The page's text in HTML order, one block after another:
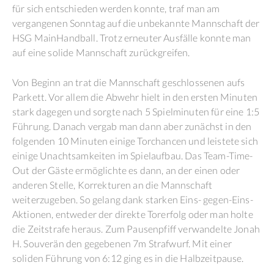
für sich entschieden werden konnte, traf man am
vergangenen Sonntag auf die unbekannte Mannschaft der
HSG MainHandball. Trotz erneuter Ausfälle konnte man
auf eine solide Mannschaft zurückgreifen.
Von Beginn an trat die Mannschaft geschlossenen aufs
Parkett. Vor allem die Abwehr hielt in den ersten Minuten
stark dagegen und sorgte nach 5 Spielminuten für eine 1:5
Führung. Danach vergab man dann aber zunächst in den
folgenden 10 Minuten einige Torchancen und leistete sich
einige Unachtsamkeiten im Spielaufbau. Das Team-Time-
Out der Gäste ermöglichte es dann, an der einen oder
anderen Stelle, Korrekturen an die Mannschaft
weiterzugeben. So gelang dank starken Eins- gegen-Eins-
Aktionen, entweder der direkte Torerfolg oder man holte
die Zeitstrafe heraus. Zum Pausenpfiff verwandelte Jonah
H. Souverän den gegebenen 7m Strafwurf. Mit einer
soliden Führung von 6:12 ging es in die Halbzeitpause.